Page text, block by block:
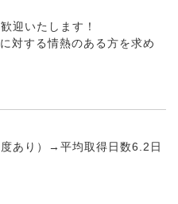
迎いたします！
対する情熱のある方を求め
あり）→平均取得日数6.2日